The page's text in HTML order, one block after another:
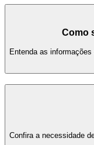
Como
Entenda as
Confira a necessidade